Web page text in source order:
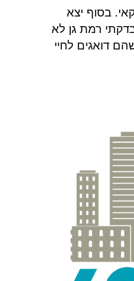
בסוף יצא
רמת גן לא
דואגים לחיי